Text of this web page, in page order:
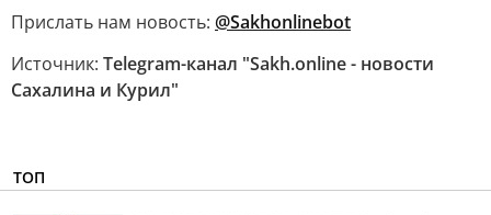
Прислать нам новость: @Sakhonlinebot
Источник: Telegram-канал "Sakh.online - новости
Сахалина и Курил"
ТОП